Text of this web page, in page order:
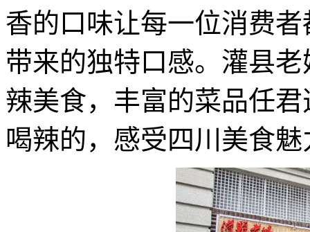
香的口味让每一位消费
带来的独特口感。灌县老
辣美食，丰富的菜品任
喝辣的，感受四川美食魅